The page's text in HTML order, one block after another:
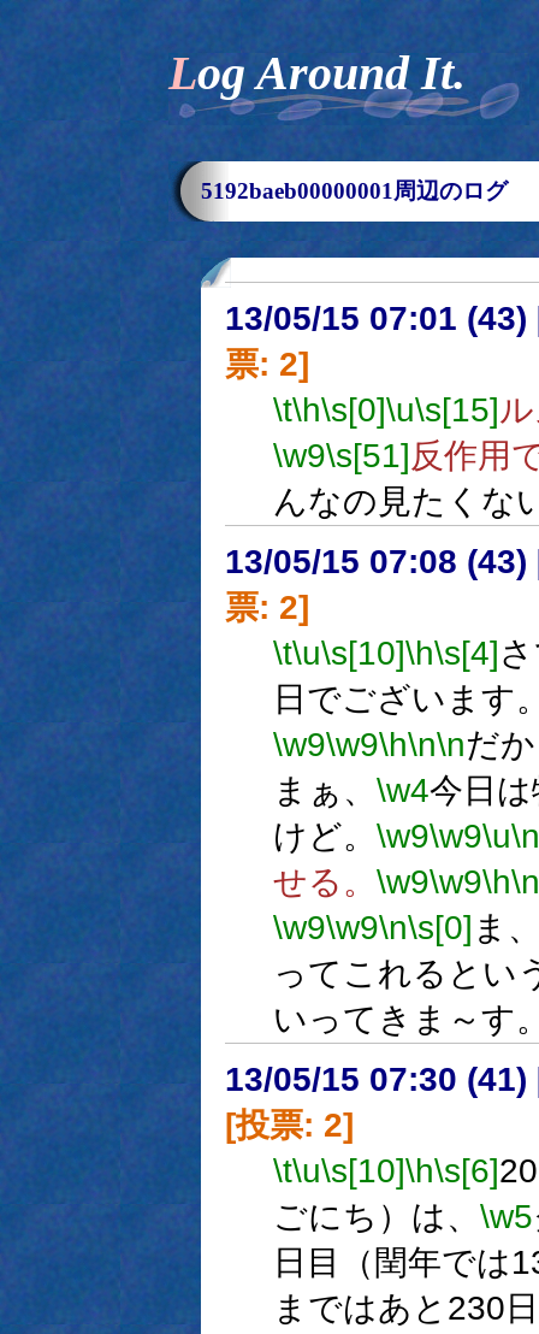
Log Around It.
5192baeb00000001周辺のログ
13/05/15 07:01 (43)
票: 2]
\t\h\s[0]\u\s[15]
\w9\s[51]反作用
んなの見たくな
13/05/15 07:08 (43)
票: 2]
\t\u\s[10]\h\s[4]
日でございます
\w9\w9\h\n\nだ
まぁ、 \w4今日
けど。 \w9\w9\u\n
せる。 \w9\w9\h\n
\w9\w9\n\s[0] ま
ってこれるとい
いってきま～す
13/05/15 07:30 (41)
[投票: 2]
\t\u\s[10]\h\s[6]
ごにち）は、 \w5
日目（閏年では
まではあと230